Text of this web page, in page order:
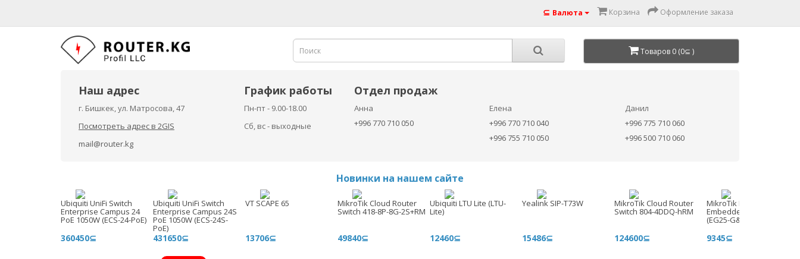
⊆ Валюта Корзина Оформление заказа
Товаров 0 (0⊆ )
Наш адрес
г. Бишкек, ул. Матросова, 47
Посмотреть адрес в 2GIS
mail@router.kg
График работы
Пн-пт - 9.00-18.00
Сб, вс - выходные
Отдел продаж
Анна
+996 770 710 050
Елена
+996 770 710 040
+996 755 710 050
Данил
+996 775 710 060
+996 500 710 060
Новинки на нашем сайте
Ubiquiti UniFi Switch
Enterprise Campus 24
PoE 1050W (ECS-24-PoE)
360450⊆
Ubiquiti UniFi Switch
Enterprise Campus 24S
PoE 1050W (ECS-24S-
PoE)
431650⊆
VT SCAPE 65
13706⊆
MikroTik Cloud Router
Switch 418-8P-8G-2S+RM
49840⊆
Ubiquiti LTU Lite (LTU-
Lite)
12460⊆
Yealink SIP-T73W
15486⊆
MikroTik Cloud Router
Switch 804-4DDQ-hRM
124600⊆
MikroTik KNOT
Embedded LTE4 Global
(EG25-G&KNe)
9345⊆